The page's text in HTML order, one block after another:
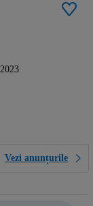
2023
Vezi anunțurile